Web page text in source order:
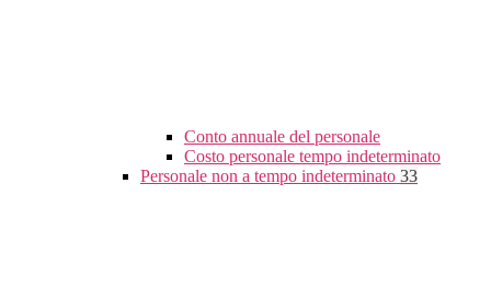
Conto annuale del personale
Costo personale tempo indeterminato
Personale non a tempo indeterminato 33